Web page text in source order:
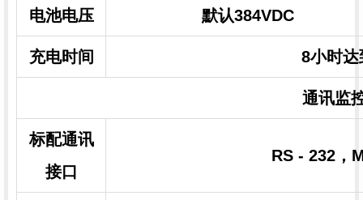
电池电压 默认384VDC
充电时间 8小时
通讯监
标配通讯
接口
RS - 232，